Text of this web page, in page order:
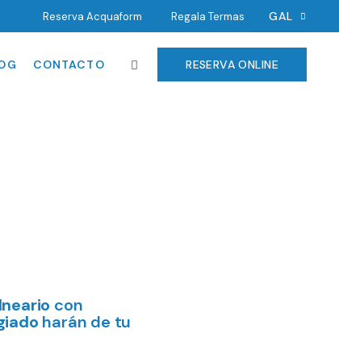
Reserva Acquaform Regala Termas GAL
EN
DE
PORT
CONTACTO RESERVA ONLINE
con
harán de tu